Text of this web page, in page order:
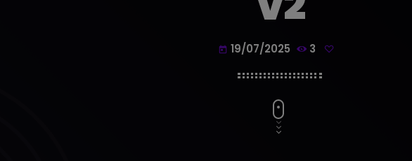
today 19/07/2025 3